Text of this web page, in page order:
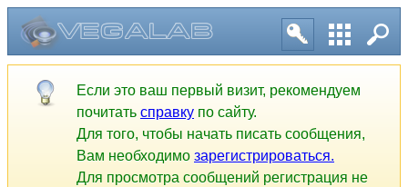
Если это ваш первый визит, рекомендуем
почитать справку по сайту.
Для того, чтобы начать писать сообщения,
Вам необходимо зарегистрироваться.
Для просмотра сообщений регистрация не